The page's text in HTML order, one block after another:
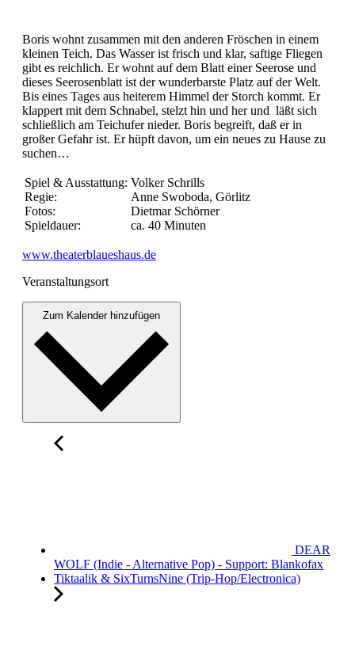
Boris wohnt zusammen mit den anderen Fröschen in einem
kleinen Teich. Das Wasser ist frisch und klar, saftige Fliegen
gibt es reichlich. Er wohnt auf dem Blatt einer Seerose und
dieses Seerosenblatt ist der wunderbarste Platz auf der Welt.
Bis eines Tages aus heiterem Himmel der Storch kommt. Er
klappert mit dem Schnabel, stelzt hin und her und läßt sich
schließlich am Teichufer nieder. Boris begreift, daß er in
großer Gefahr ist. Er hüpft davon, um ein neues zu Hause zu
suchen…
Spiel & Ausstattung:
Regie:
Fotos:
Spieldauer:
Volker Schrills
Anne Swoboda, Görlitz
Dietmar Schörner
ca. 40 Minuten
www.theaterblaueshaus.de
Veranstaltungsort
DEAR
WOLF (Indie - Alternative Pop) - Support: Blankofax
Tiktaalik & SixTurnsNine (Trip-Hop/Electronica)